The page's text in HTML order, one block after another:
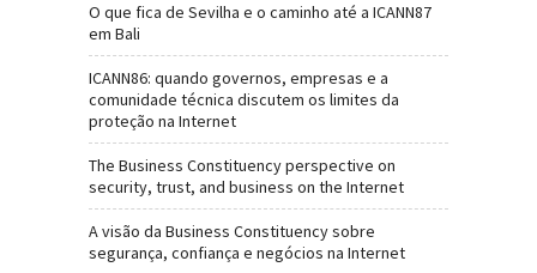
O que fica de Sevilha e o caminho até a ICANN87
em Bali
ICANN86: quando governos, empresas e a
comunidade técnica discutem os limites da
proteção na Internet
The Business Constituency perspective on
security, trust, and business on the Internet
A visão da Business Constituency sobre
segurança, confiança e negócios na Internet